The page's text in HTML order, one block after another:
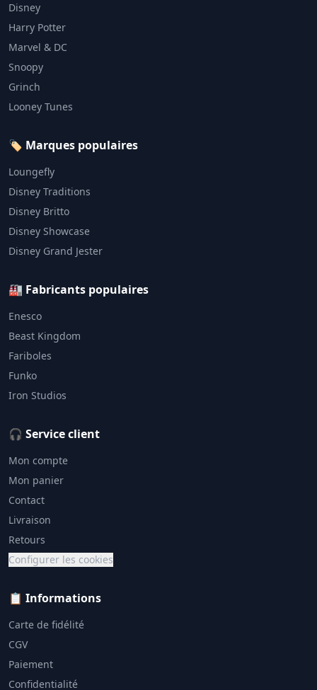
Disney
Harry Potter
Marvel & DC
Snoopy
Grinch
Looney Tunes
🏷️ Marques populaires
Loungefly
Disney Traditions
Disney Britto
Disney Showcase
Disney Grand Jester
🏭 Fabricants populaires
Enesco
Beast Kingdom
Fariboles
Funko
Iron Studios
🎧 Service client
Mon compte
Mon panier
Contact
Livraison
Retours
Configurer les cookies
📋 Informations
Carte de fidélité
CGV
Paiement
Confidentialité